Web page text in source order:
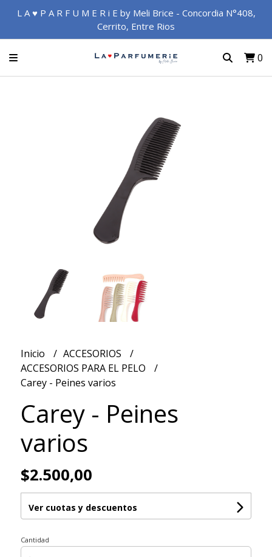
L A ♥ P A R F U M E R i E by Meli Brice - Concordia N°408,
Cerrito, Entre Rios
0
Inicio
ACCESORIOS
ACCESORIOS PARA EL PELO
Carey - Peines varios
Carey - Peines
varios
$2.500,00
Ver cuotas y descuentos
Cantidad